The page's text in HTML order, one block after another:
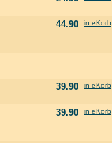
44.90 in eKorb
39.90 in eKorb
39.90 in eKorb